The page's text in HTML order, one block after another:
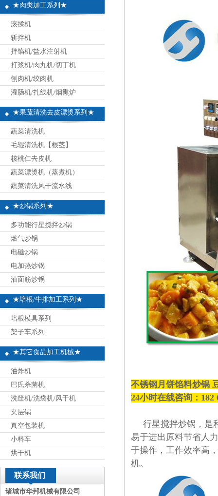
★肉类加工系列★
滚揉机
斩拌机
拌馅机/盐水注射机
打浆机/肉丸机/切丁机
刨肉机/绞肉机
灌肠机/扎线机/烟熏炉
★果蔬清洗去皮漂烫系列★
蔬菜清洗机
毛辊清洗机【根茎】
核桃仁去皮机
蔬菜漂烫机（蒸煮机）
蔬菜清洗风干流水线
★炒锅系列★
多功能行星搅拌炒锅
燃气炒锅
电磁炒锅
电加热炒锅
油面筋炒锅
★培根/牛排加工系列★
培根模具系列
架子车系列
★其它食品加工机械★
油炸机
巴氏杀菌机
洗筐机/洗袋机/风干机
夹层锅
真空包装机
小料车
烘干机
联系我们
诸城市华邦机械有限公司
不锈钢月饼馅料炒锅
24小时在线咨询：182
行星搅拌炒锅， 是
易于进出原料节省人
于操作，工作效率高
机。